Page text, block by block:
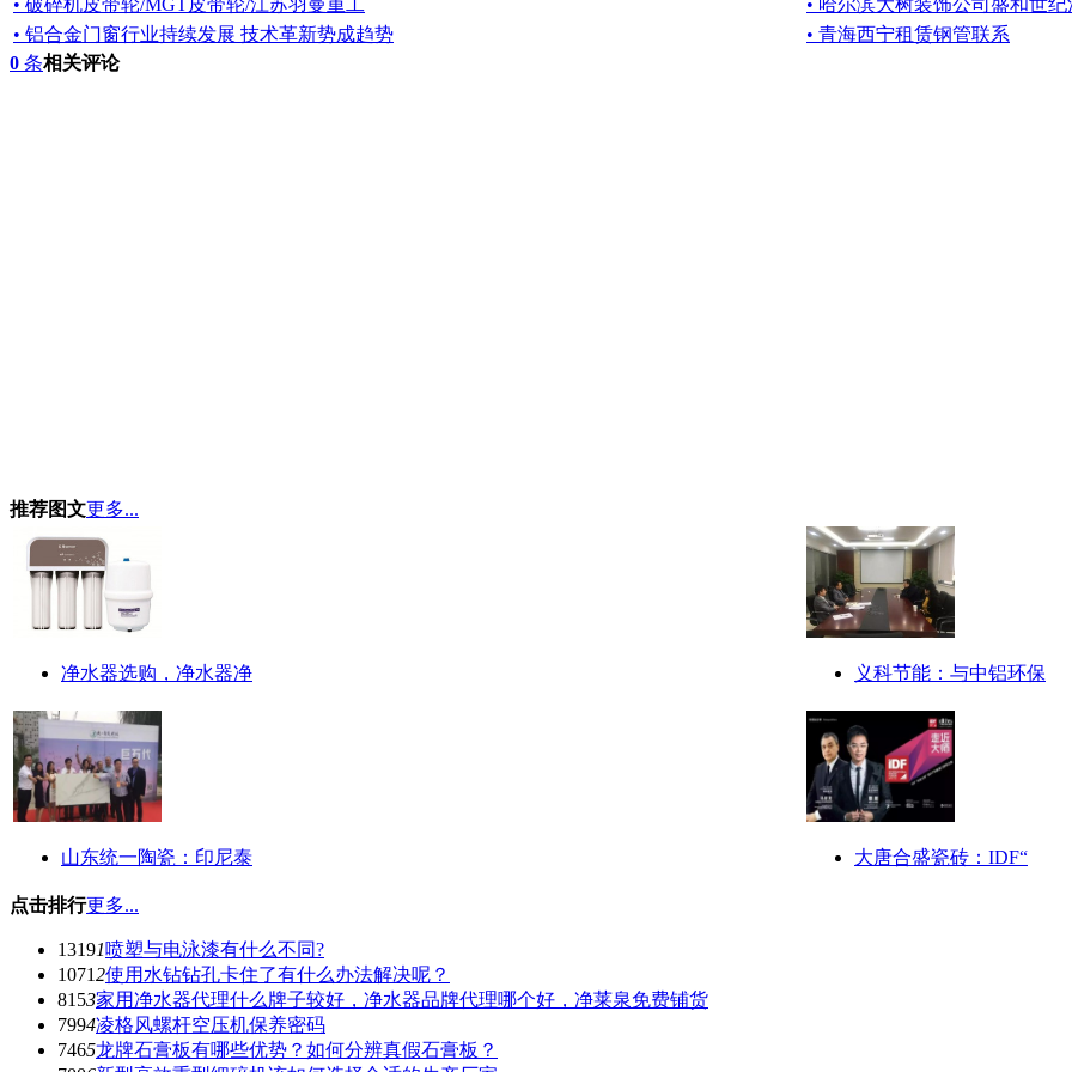
• 铝合金门窗行业持续发展 技术革新势成趋势
• 青海西宁租赁钢管联系
0 条相关评论
推荐图文更多...
净水器选购，净水器净 义科节能：与中铝环保
山东统一陶瓷：印尼泰 大唐合盛瓷砖：IDF“
点击排行更多...
13191喷塑与电泳漆有什么不同?
10712使用水钻钻孔卡住了有什么办法解决呢？
8153家用净水器代理什么牌子较好，净水器品牌代理哪个好，净莱泉免费铺货
7994凌格风螺杆空压机保养密码
7465龙牌石膏板有哪些优势？如何分辨真假石膏板？